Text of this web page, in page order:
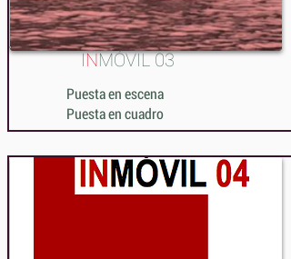
INMÓVIL 03
Puesta en escena
Puesta en cuadro